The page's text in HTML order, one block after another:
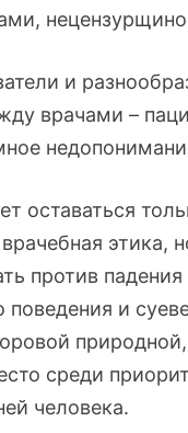
и
врачами –
оставаться
против
и
среди
человека.